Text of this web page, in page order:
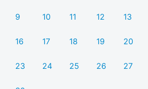
9 10 11 12 13
16 17 18 19 20
23 24 25 26 27